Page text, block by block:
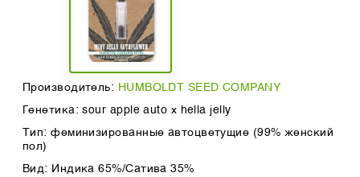
Производитель: HUMBOLDT SEED COMPANY
Генетика: sour apple auto x hella jelly
Тип: феминизированные автоцветущие (99% женский
пол)
Вид: Индика 65%/Сатива 35%